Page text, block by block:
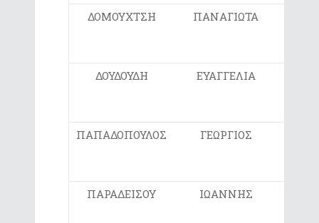
ΔΟΜΟΥΧΤΣΗ
ΠΑΝΑΓΙΩΤΑ
ΔΟΥΔΟΥΔΗ
ΕΥΑΓΓΕΛΙΑ
ΠΑΠΑΔΟΠΟΥΛΟΣ
ΓΕΩΡΓΙΟΣ
ΠΑΡΑΔΕΙΣΟΥ
ΙΩΑΝΝΗΣ